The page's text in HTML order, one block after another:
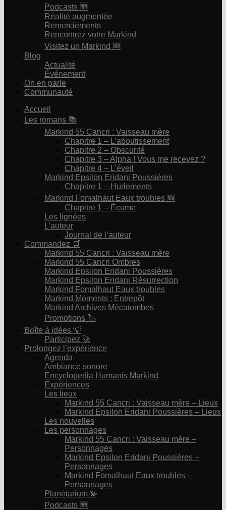
Podcasts 🆕
Réalité augmentée
Remerciements
Rencontrez votre Markind
Visitez un Markind 🆕
Blog
Actualité
Événement
On en parle
Communauté
Accueil
Les romans 📚
Markind 55 Cancri : Vaisseau mère
Chapitre 1 – L’aboutissement
Chapitre 2 – Obscurité
Chapitre 3 – Alpha ! Vous me recevez ?
Chapitre 4 – L’éveil
Markind Epsilon Eridani Poussières
Chapitre 1 – Hurlements
Markind Fomalhaut Eaux troubles 🆕
Chapitre 1 – Écume
Les lignées
L’auteur
Journal de l’auteur
Commandez 🛒
Markind 55 Cancri : Vaisseau mère
Markind 55 Cancri Ombres
Markind Epsilon Eridani Poussières
Markind Epsilon Eridani Résurrection
Markind Fomalhaut Eaux troubles
Markind Moments : Entrepôt
Markind Archives Mécatombes
Promotions 🏷
Boîte à idées 💡
Participez 🚀
Prolongez l’expérience
Agenda
Ambiance sonore
Encyclopedia Humanis Markind
Expériences
Les lieux
Markind 55 Cancri : Vaisseau mère – Lieux
Markind Epsilon Eridani Poussières – Lieux
Les nouvelles
Les personnages
Markind 55 Cancri : Vaisseau mère –
Personnages
Markind Epsilon Eridani Poussières –
Personnages
Markind Fomalhaut Eaux troubles –
Personnages
Planétarium 💫
Podcasts 🆕